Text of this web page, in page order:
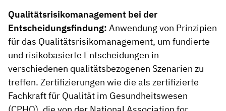
Qualitätsrisikomanagement bei der
Entscheidungsfindung: Anwendung von Prinzipien
für das Qualitätsrisikomanagement, um fundierte
und risikobasierte Entscheidungen in
verschiedenen qualitätsbezogenen Szenarien zu
treffen. Zertifizierungen wie die als zertifizierte
Fachkraft für Qualität im Gesundheitswesen